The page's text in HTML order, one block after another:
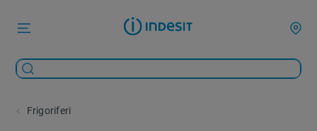
Frigoriferi